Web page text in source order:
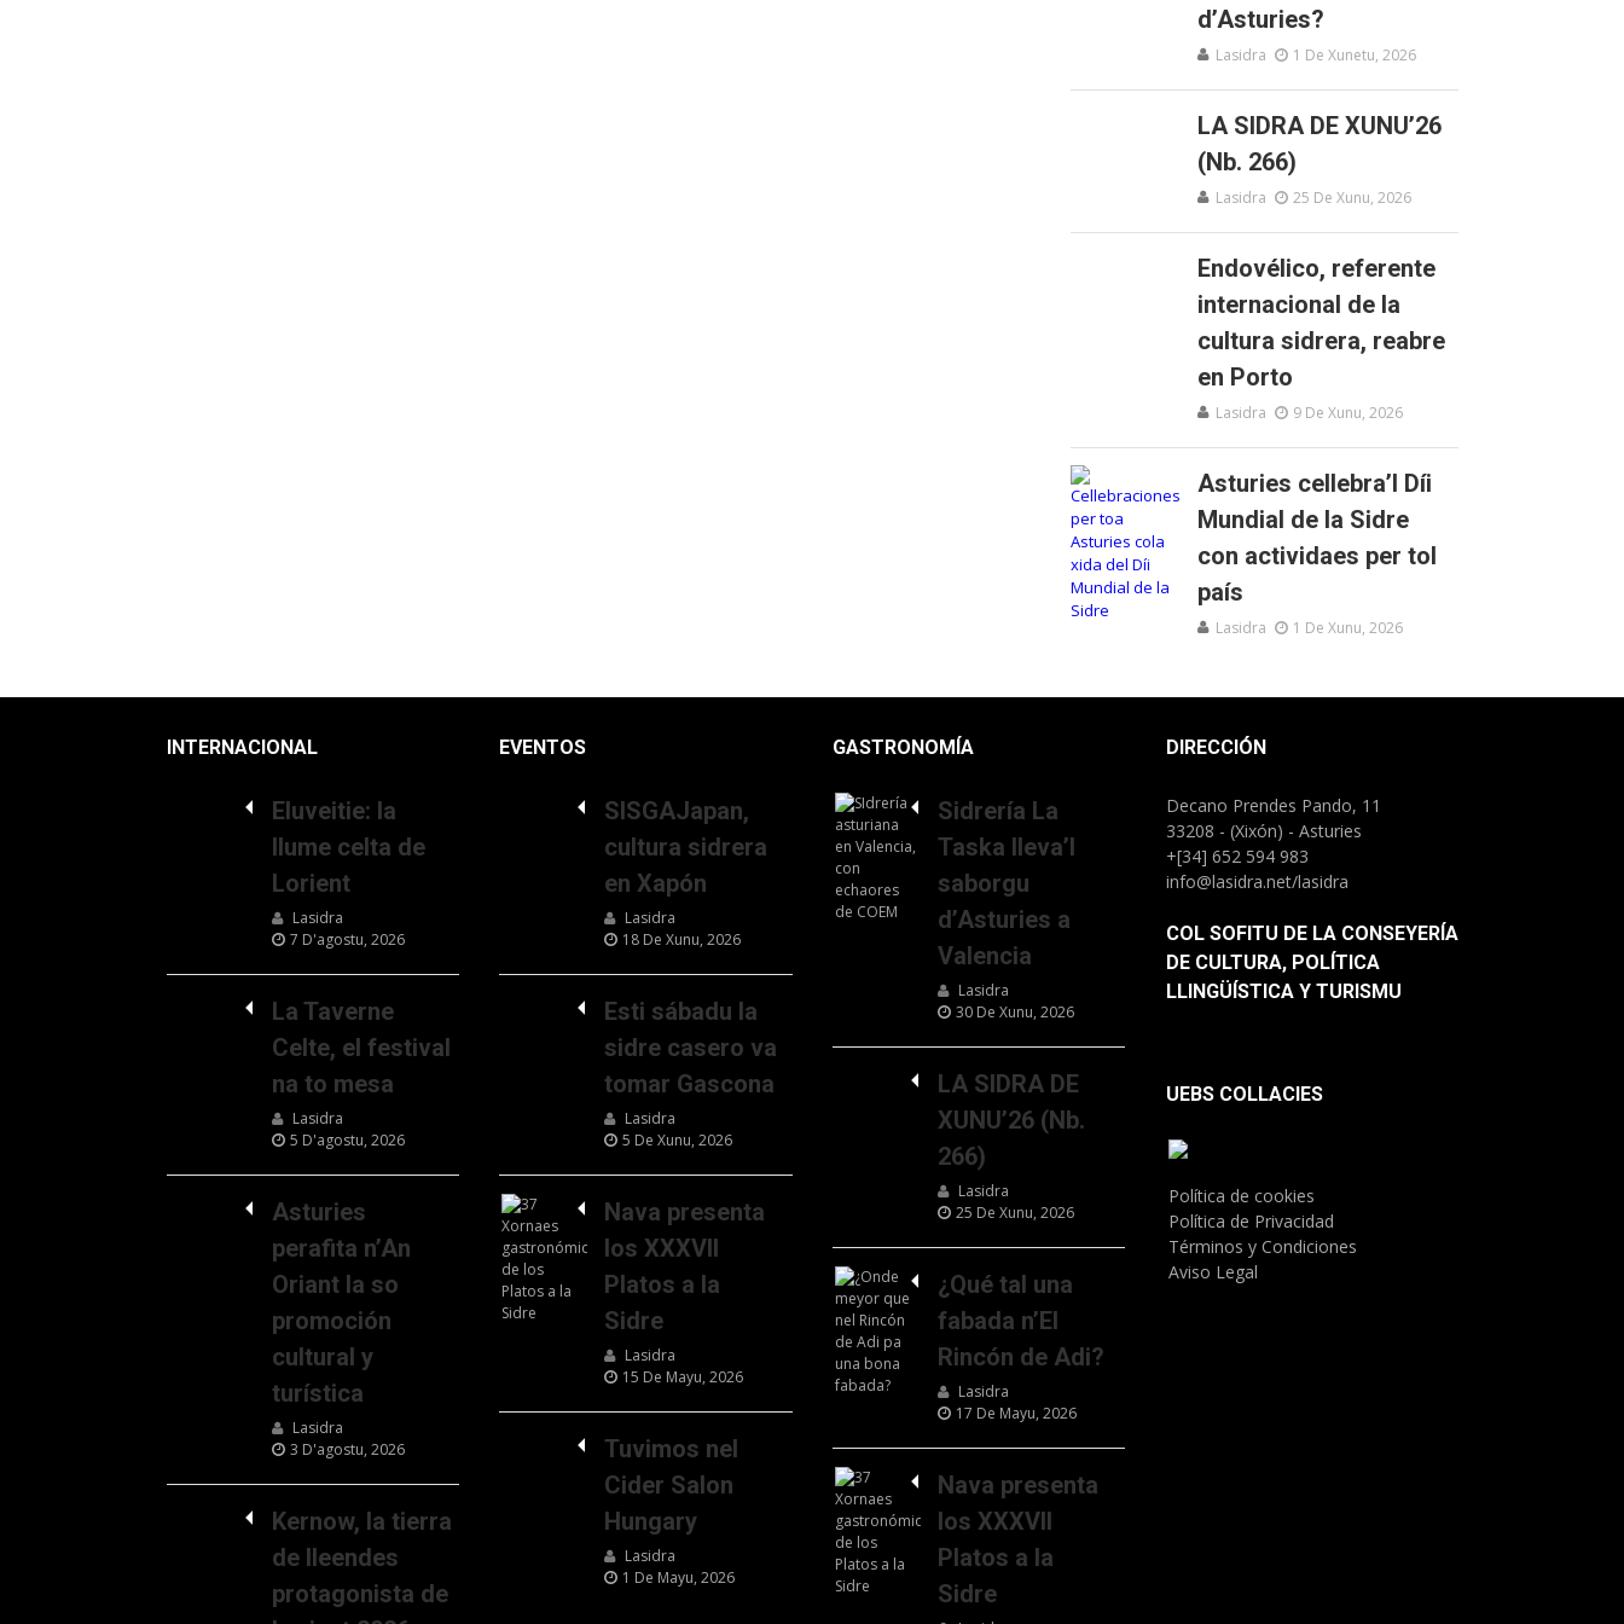
d’Asturies?
Lasidra 1 De Xunetu, 2026
LA SIDRA DE XUNU’26
(Nb. 266)
Lasidra 25 De Xunu, 2026
Endovélico, referente
internacional de la
cultura sidrera, reabre
en Porto
Lasidra 9 De Xunu, 2026
Asturies cellebra’l Díi
Mundial de la Sidre
con actividaes per tol
país
Lasidra 1 De Xunu, 2026
INTERNACIONAL
Eluveitie: la
llume celta de
Lorient
Lasidra
7 D'agostu, 2026
La Taverne
Celte, el festival
na to mesa
Lasidra
5 D'agostu, 2026
Asturies
perafita n’An
Oriant la so
promoción
cultural y
turística
Lasidra
3 D'agostu, 2026
Kernow, la tierra
de lleendes
protagonista de
EVENTOS
SISGAJapan,
cultura sidrera
en Xapón
Lasidra
18 De Xunu, 2026
Esti sábadu la
sidre casero va
tomar Gascona
Lasidra
5 De Xunu, 2026
Nava presenta
los XXXVII
Platos a la
Sidre
Lasidra
15 De Mayu, 2026
Tuvimos nel
Cider Salon
Hungary
Lasidra
1 De Mayu, 2026
GASTRONOMÍA
Sidrería La
Taska lleva’l
saborgu
d’Asturies a
Valencia
Lasidra
30 De Xunu, 2026
LA SIDRA DE
XUNU’26 (Nb.
266)
Lasidra
25 De Xunu, 2026
¿Qué tal una
fabada n’El
Rincón de Adi?
Lasidra
17 De Mayu, 2026
Nava presenta
los XXXVII
Platos a la
Sidre
DIRECCIÓN
Decano Prendes Pando, 11
33208 - (Xixón) - Asturies
+[34] 652 594 983
info@lasidra.net/lasidra
COL SOFITU DE LA CONSEYERÍA
DE CULTURA, POLÍTICA
LLINGÜÍSTICA Y TURISMU
UEBS COLLACIES
Política de cookies
Política de Privacidad
Términos y Condiciones
Aviso Legal